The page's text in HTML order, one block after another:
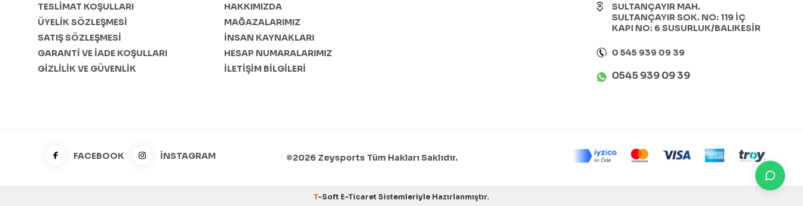
TESLİMAT KOŞULLARI
ÜYELİK SÖZLEŞMESİ
SATIŞ SÖZLEŞMESİ
GARANTİ VE İADE KOŞULLARI
GİZLİLİK VE GÜVENLİK
HAKKIMIZDA
MAĞAZALARIMIZ
İNSAN KAYNAKLARI
HESAP NUMARALARIMIZ
İLETİŞİM BİLGİLERİ
SULTANÇAYIR MAH.
SULTANÇAYIR SOK. NO: 119 İÇ
KAPI NO: 6 SUSURLUK/BALIKESİR
0 545 939 09 39
0545 939 09 39
FACEBOOK İNSTAGRAM ©2026 Zeysports Tüm Hakları Saklıdır.
T-Soft E-Ticaret Sistemleriyle Hazırlanmıştır.